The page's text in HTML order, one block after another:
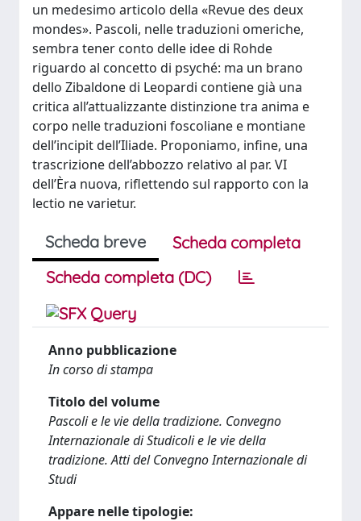
un medesimo articolo della «Revue des deux
mondes». Pascoli, nelle traduzioni omeriche,
sembra tener conto delle idee di Rohde
riguardo al concetto di psyché: ma un brano
dello Zibaldone di Leopardi contiene già una
critica all’attualizzante distinzione tra anima e
corpo nelle traduzioni foscoliane e montiane
dell’incipit dell’Iliade. Proponiamo, infine, una
trascrizione dell’abbozzo relativo al par. VI
dell’Èra nuova, riflettendo sul rapporto con la
lectio ne varietur.
Scheda breve
Scheda completa
Scheda completa (DC)
Anno pubblicazione
In corso di stampa
Titolo del volume
Pascoli e le vie della tradizione. Convegno
Internazionale di Studicoli e le vie della
tradizione. Atti del Convegno Internazionale di
Studi
Appare nelle tipologie: